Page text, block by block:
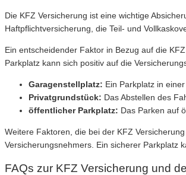
Die KFZ Versicherung ist eine wichtige
Haftpflichtversicherung, die Teil- und
Ein entscheidender Faktor in Bezug auf die
Parkplatz kann sich positiv auf die
Garagenstellplatz: Ein Parkplatz in
Privatgrundstück: Das Abstellen des
öffentlicher Parkplatz: Das Parken auf
Weitere Faktoren, die bei der KFZ
Versicherungsnehmers. Ein sicherer Parkplatz
FAQs zur KFZ Versicherung und